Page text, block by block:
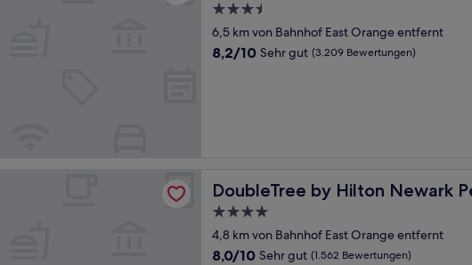
3.5-
Sterne-
Unterkunft
6,5 km von Bahnhof East Orange entfernt
8.2
8,2/10 Sehr gut (3.209 Bewertungen)
DoubleTree by Hilton Newark
DoubleTree by Hilton Newark Penn
4.0-
Sterne-
Unterkunft
4,8 km von Bahnhof East Orange entfernt
8.0
8,0/10 Sehr gut (1.562 Bewertungen)